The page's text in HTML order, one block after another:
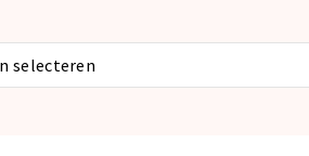
selecteren